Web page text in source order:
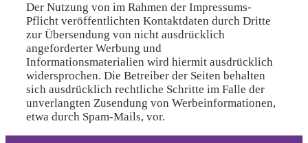
Der Nutzung von im Rahmen der Impressums-
Pflicht veröffentlichten Kontaktdaten durch Dritte
zur Übersendung von nicht ausdrücklich
angeforderter Werbung und
Informationsmaterialien wird hiermit ausdrücklich
widersprochen. Die Betreiber der Seiten behalten
sich ausdrücklich rechtliche Schritte im Falle der
unverlangten Zusendung von Werbeinformationen,
etwa durch Spam-Mails, vor.